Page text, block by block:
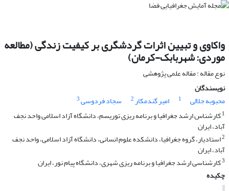
واکاوی و تبیین اثرات گردشگری بر کیفیت زندگی (مطالعه
موردی: شهربابک-کرمان)
نوع مقاله : مقاله علمی پژوهشی
نویسندگان
محبوبه جلالی
1 امیر گندمکار2 سجاد فردوسی3
1کارشناس ارشد جغرافیا و برنامه ریزی توریسم، دانشگاه آزاد اسلامی واحد نجف
آباد، ایران
2استادیار، گروه جغرافیا، دانشکده علوم انسانی، دانشگاه آزاد اسلامی، واحد نجف
آباد، ایران
3کارشناسی ارشد جغرافیا و برنامه ریزی شهری، دانشگاه پیام نور، ایران
چکیده